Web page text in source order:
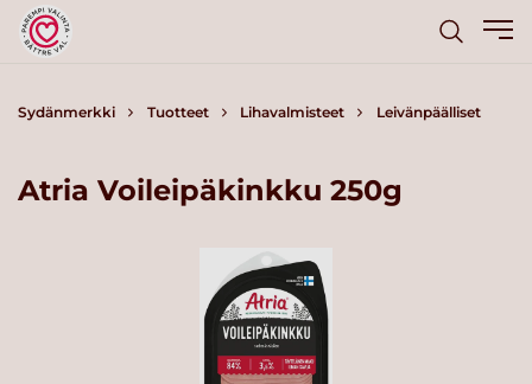
Sydänmerkki Tuotteet Lihavalmisteet Leivänpäälliset
Atria Voileipäkinkku 250g